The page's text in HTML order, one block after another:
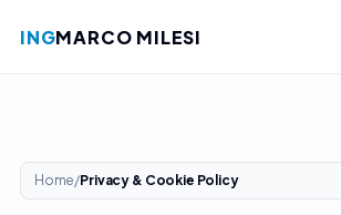
INGMARCO MILESI
Home/Privacy & Cookie Policy